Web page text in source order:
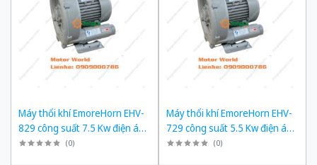
Máy thổi khí EmoreHorn EHV-
829 công suất 7.5 Kw điện áp
3pha 380VAC, 50Hz
(0)
Máy thổi khí EmoreHorn EHV-
729 công suất 5.5 Kw điện áp
3pha 380VAC, 50Hz
(0)